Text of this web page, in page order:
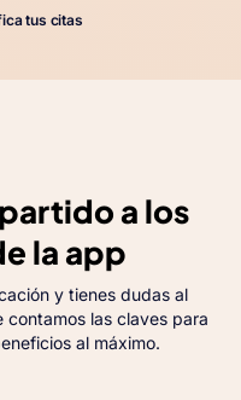
tus citas
a los
la app
y tienes dudas al
contamos las claves para
al máximo.